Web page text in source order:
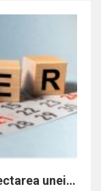
Termeni de referință privind selectarea unei companii pentru elaborarea a 20 reportaje video